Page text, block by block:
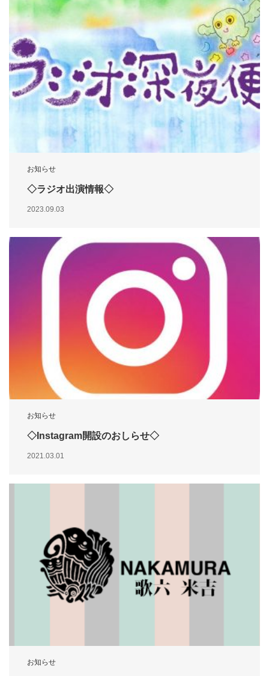
お知らせ
◇ラジオ出演情報◇
2023.09.03
お知らせ
◇Instagram開設のおしらせ◇
2021.03.01
お知らせ